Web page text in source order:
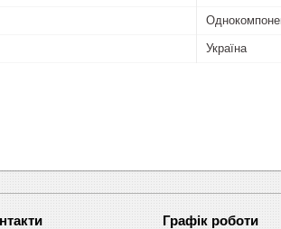
Україна
Графік роботи